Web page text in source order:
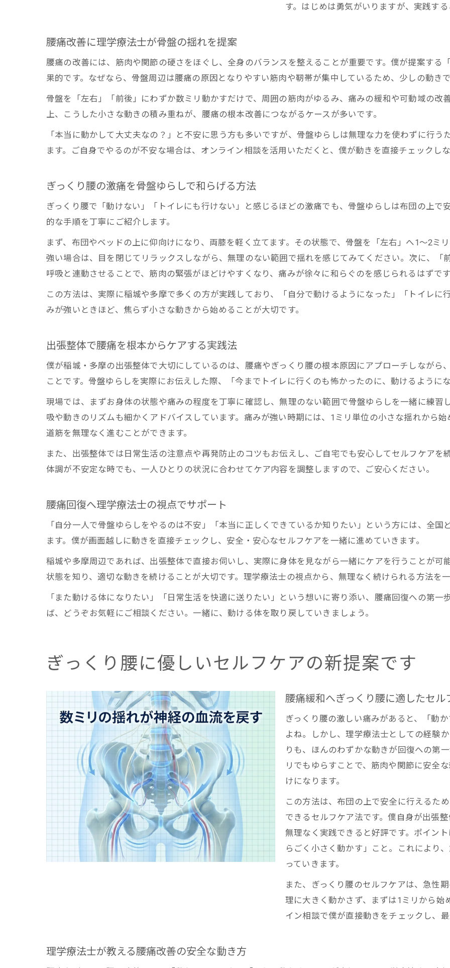
呼吸と連動した腰痛緩和の動きを徹底解説
腰痛対策に効果的な呼吸リズムの使い方
ぎっくり腰時の正しい呼吸と骨盤の動き
理学療法士が解説する腰痛と呼吸の関係
現場の声から学ぶ出張整体での腰痛改善体験
腰痛に悩む方の出張整体改善エピソード
ぎっくり腰の方が動けた現場の実際の声
腰痛とホルモンバランスに理学療法士が配慮
女性の腰痛に対応する安全な整体サポート
ぎっくり腰と女性特有の身体変化への工夫
す。はじめは勇気がいりますが、実践す
腰痛改善に理学療法士が骨盤の揺れを提案
腰痛の改善には、筋肉や関節の硬さをほぐし、全身のバランスを整えることが重要です。僕が提案する
果的です。なぜなら、骨盤周辺は腰痛の原因となりやすい筋肉や靭帯が集中しているため、少しの動き
骨盤を「左右」「前後」にわずか数ミリ動かすだけで、周囲の筋肉がゆるみ、痛みの緩和や可動域の改
上、こうした小さな動きの積み重ねが、腰痛の根本改善につながるケースが多いです。
「本当に動かして大丈夫なの？」と不安に思う方も多いですが、骨盤ゆらしは無理な力を使わずに行う
ます。ご自身でやるのが不安な場合は、オンライン相談を活用いただくと、僕が動きを直接チェックし
ぎっくり腰の激痛を骨盤ゆらしで和らげる方法
ぎっくり腰で「動けない」「トイレにも行けない」と感じるほどの激痛でも、骨盤ゆらしは布団の上で
的な手順を丁寧にご紹介します。
まず、布団やベッドの上に仰向けになり、両膝を軽く立てます。その状態で、骨盤を「左右」へ1〜2ミ
強い場合は、目を閉じてリラックスしながら、無理のない範囲で揺れを感じてみてください。次に、「
呼吸と連動させることで、筋肉の緊張がほどけやすくなり、痛みが徐々に和らぐのを感じられるはずです
この方法は、実際に稲城や多摩で多くの方が実践しており、「自分で動けるようになった」「トイレに
みが強いときほど、焦らず小さな動きから始めることが大切です。
出張整体で腰痛を根本からケアする実践法
僕が稲城・多摩の出張整体で大切にしているのは、腰痛やぎっくり腰の根本原因にアプローチしながら
ことです。骨盤ゆらしを実際にお伝えした際、「今までトイレに行くのも怖かったのに、動けるように
現場では、まずお身体の状態や痛みの程度を丁寧に確認し、無理のない範囲で骨盤ゆらしを一緒に練習
吸や動きのリズムも細かくアドバイスしています。痛みが強い時期には、1ミリ単位の小さな揺れから
道筋を無理なく進むことができます。
また、出張整体では日常生活の注意点や再発防止のコツもお伝えし、ご自宅でも安心してセルフケアを
体調が不安定な時でも、一人ひとりの状況に合わせてケア内容を調整しますので、ご安心ください。
腰痛回復へ理学療法士の視点でサポート
「自分一人で骨盤ゆらしをやるのは不安」「本当に正しくできているか知りたい」という方には、全
ます。僕が画面越しに動きを直接チェックし、安全・安心なセルフケアを一緒に進めていきます。
稲城や多摩周辺であれば、出張整体で直接お伺いし、実際に身体を見ながら一緒にケアを行うことが可
状態を知り、適切な動きを続けることが大切です。理学療法士の視点から、無理なく続けられる方法を
「また動ける体になりたい」「日常生活を快適に送りたい」という想いに寄り添い、腰痛回復への第一
ば、どうぞお気軽にご相談ください。一緒に、動ける体を取り戻していきましょう。
ぎっくり腰に優しいセルフケアの新提案です
腰痛緩和へぎっくり腰に適したセル
ぎっくり腰の激しい痛みがあると、「動
よね。しかし、理学療法士としての経験
りも、ほんのわずかな動きが回復への第
リでもゆらすことで、筋肉や関節に安全
けになります。
この方法は、布団の上で安全に行えるた
できるセルフケア法です。僕自身が出張
無理なく実践できると好評です。ポイン
らごく小さく動かす」こと。これにより
っていきます。
また、ぎっくり腰のセルフケアは、急性
理に大きく動かさず、まずは1ミリから
イン相談で僕が直接動きをチェックし、
理学療法士が教える腰痛改善の安全な動き方